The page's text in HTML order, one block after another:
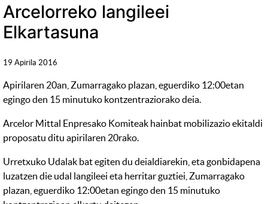
Arcelorreko langileei
Elkartasuna
19 Apirila 2016
Apirilaren 20an, Zumarragako plazan, eguerdiko 12:00etan
egingo den 15 minutuko kontzentraziorako deia.
Arcelor Mittal Enpresako Komiteak hainbat mobilizazio ekitaldi
proposatu ditu apirilaren 20rako.
Urretxuko Udalak bat egiten du deialdiarekin, eta gonbidapena
luzatzen die udal langileei eta herritar guztiei, Zumarragako
plazan, eguerdiko 12:00etan egingo den 15 minutuko